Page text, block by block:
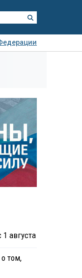
августа
том,